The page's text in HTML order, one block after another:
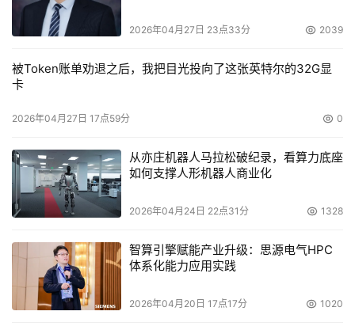
2026年04月27日 23点33分 2039
被Token账单劝退之后，我把目光投向了这张英特尔的32G显
卡
2026年04月27日 17点59分 0
从亦庄机器人马拉松破纪录，看算力底座
如何支撑人形机器人商业化
2026年04月24日 22点31分 1328
智算引擎赋能产业升级：思源电气HPC
体系化能力应用实践
2026年04月20日 17点17分 1020